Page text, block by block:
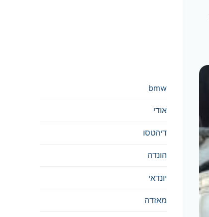
bmw
אודי
דיהטסו
הונדה
יונדאי
מאזדה